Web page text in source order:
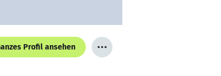
Profil ansehen